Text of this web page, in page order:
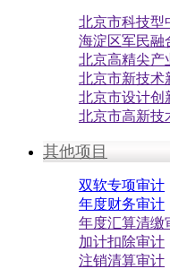
北京市科技型
海淀区军民融
北京高精尖产
北京市新技术
北京市设计创
北京市高新技
其他项目
双软专项审计
年度财务审计
年度汇算清缴
加计扣除审计
注销清算审计